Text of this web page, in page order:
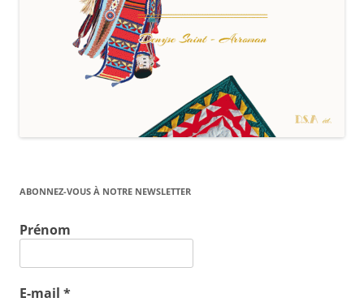
ABONNEZ-VOUS À NOTRE NEWSLETTER
Prénom
E-mail *